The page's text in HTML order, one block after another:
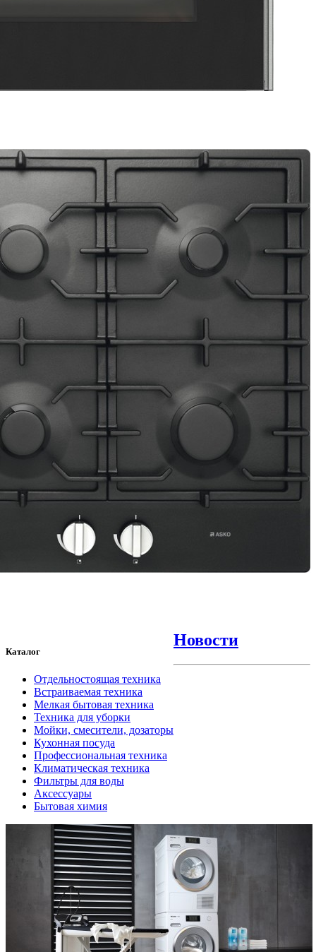
Каталог
Отдельностоящая техника
Встраиваемая техника
Мелкая бытовая техника
Техника для уборки
Мойки, смесители, дозаторы
Кухонная посуда
Профессиональная техника
Климатическая техника
Фильтры для воды
Аксессуары
Бытовая химия
Новости